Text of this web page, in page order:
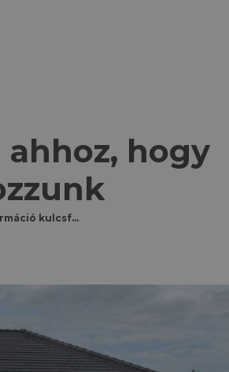
hogy
Az információ kulcsfontosságú ahhoz, hogy jó döntéseket hozzunk